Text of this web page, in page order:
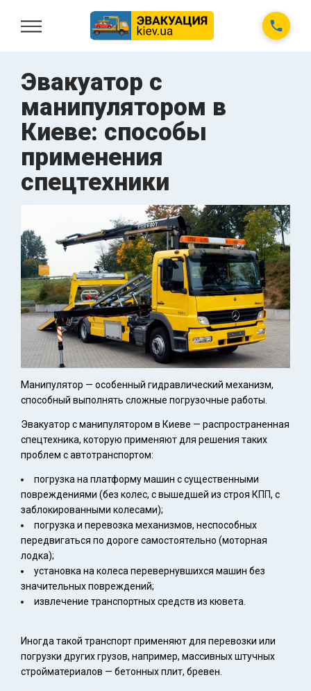
Эвакуатор с
манипулятором в
Киеве: способы
применения
спецтехники
Манипулятор — особенный гидравлический механизм,
способный выполнять сложные погрузочные работы.
Эвакуатор с манипулятором в Киеве — распространенная
спецтехника, которую применяют для решения таких
проблем с автотранспортом:
погрузка на платформу машин с существенными
повреждениями (без колес, с вышедшей из строя КПП, с
заблокированными колесами);
погрузка и перевозка механизмов, неспособных
передвигаться по дороге самостоятельно (моторная
лодка);
установка на колеса перевернувшихся машин без
значительных повреждений;
извлечение транспортных средств из кювета.
Иногда такой транспорт применяют для перевозки или
погрузки других грузов, например, массивных штучных
стройматериалов — бетонных плит, бревен.